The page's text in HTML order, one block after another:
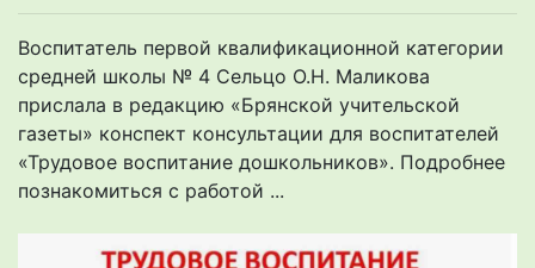
Воспитатель первой квалификационной категории
средней школы № 4 Сельцо О.Н. Маликова
прислала в редакцию «Брянской учительской
газеты» конспект консультации для воспитателей
«Трудовое воспитание дошкольников». Подробнее
познакомиться с работой ...